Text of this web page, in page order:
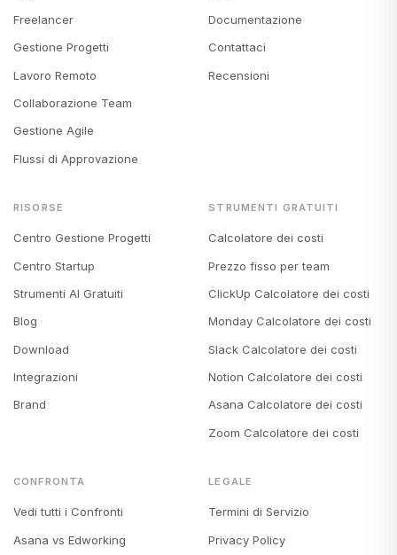
Freelancer
Gestione Progetti
Lavoro Remoto
Collaborazione Team
Gestione Agile
Flussi di Approvazione
Documentazione
Contattaci
Recensioni
RISORSE
Centro Gestione Progetti
Centro Startup
Strumenti AI Gratuiti
Blog
Download
Integrazioni
Brand
STRUMENTI GRATUITI
Calcolatore dei costi
Prezzo fisso per team
ClickUp Calcolatore dei costi
Monday Calcolatore dei costi
Slack Calcolatore dei costi
Notion Calcolatore dei costi
Asana Calcolatore dei costi
Zoom Calcolatore dei costi
CONFRONTA
Vedi tutti i Confronti
Asana vs Edworking
LEGALE
Termini di Servizio
Privacy Policy